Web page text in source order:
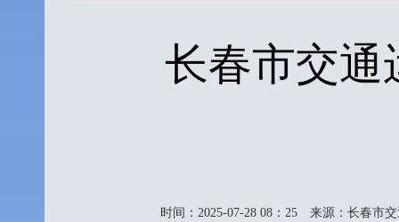
长春市交通
时间：2025-07-28 08：25 来源：长春市